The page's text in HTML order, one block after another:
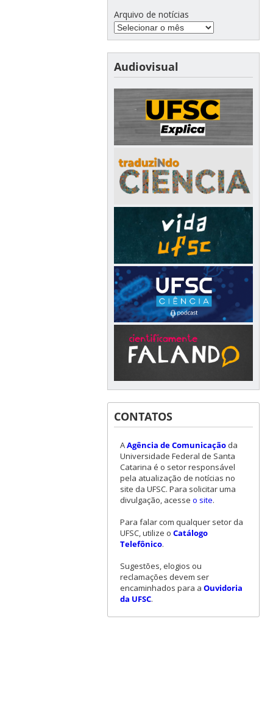
Arquivo de notícias
Audiovisual
CONTATOS
AAgência de Comunicaçãoda
Universidade Federal de Santa
Catarina é o setor responsável
pela atualização de notícias no
site da UFSC. Para solicitar uma
divulgação, acesse o site.
Para falar com qualquer setor da
UFSC, utilize o Catálogo
Telefônico.
Sugestões, elogios ou
reclamações devem ser
encaminhados para a Ouvidoria
da UFSC.